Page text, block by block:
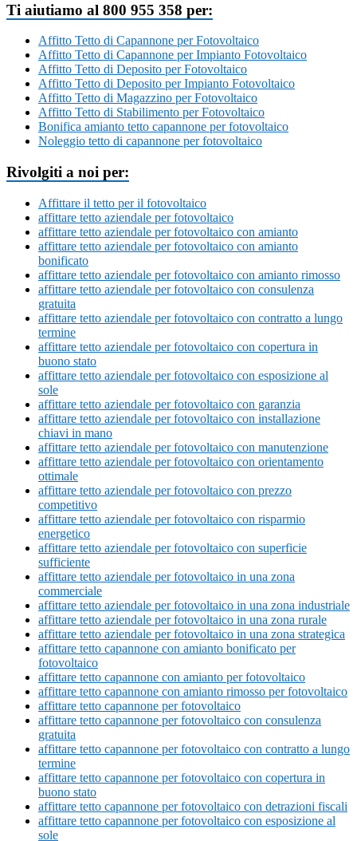
Ti aiutiamo al 800 955 358 per:
Affitto Tetto di Capannone per Fotovoltaico
Affitto Tetto di Capannone per Impianto Fotovoltaico
Affitto Tetto di Deposito per Fotovoltaico
Affitto Tetto di Deposito per Impianto Fotovoltaico
Affitto Tetto di Magazzino per Fotovoltaico
Affitto Tetto di Stabilimento per Fotovoltaico
Bonifica amianto tetto capannone per fotovoltaico
Noleggio tetto di capannone per fotovoltaico
Rivolgiti a noi per:
Affittare il tetto per il fotovoltaico
affittare tetto aziendale per fotovoltaico
affittare tetto aziendale per fotovoltaico con amianto
affittare tetto aziendale per fotovoltaico con amianto
bonificato
affittare tetto aziendale per fotovoltaico con amianto rimosso
affittare tetto aziendale per fotovoltaico con consulenza
gratuita
affittare tetto aziendale per fotovoltaico con contratto a lungo
termine
affittare tetto aziendale per fotovoltaico con copertura in
buono stato
affittare tetto aziendale per fotovoltaico con esposizione al
sole
affittare tetto aziendale per fotovoltaico con garanzia
affittare tetto aziendale per fotovoltaico con installazione
chiavi in mano
affittare tetto aziendale per fotovoltaico con manutenzione
affittare tetto aziendale per fotovoltaico con orientamento
ottimale
affittare tetto aziendale per fotovoltaico con prezzo
competitivo
affittare tetto aziendale per fotovoltaico con risparmio
energetico
affittare tetto aziendale per fotovoltaico con superficie
sufficiente
affittare tetto aziendale per fotovoltaico in una zona
commerciale
affittare tetto aziendale per fotovoltaico in una zona industriale
affittare tetto aziendale per fotovoltaico in una zona rurale
affittare tetto aziendale per fotovoltaico in una zona strategica
affittare tetto capannone con amianto bonificato per
fotovoltaico
affittare tetto capannone con amianto per fotovoltaico
affittare tetto capannone con amianto rimosso per fotovoltaico
affittare tetto capannone per fotovoltaico
affittare tetto capannone per fotovoltaico con consulenza
gratuita
affittare tetto capannone per fotovoltaico con contratto a lungo
termine
affittare tetto capannone per fotovoltaico con copertura in
buono stato
affittare tetto capannone per fotovoltaico con detrazioni fiscali
affittare tetto capannone per fotovoltaico con esposizione al
sole